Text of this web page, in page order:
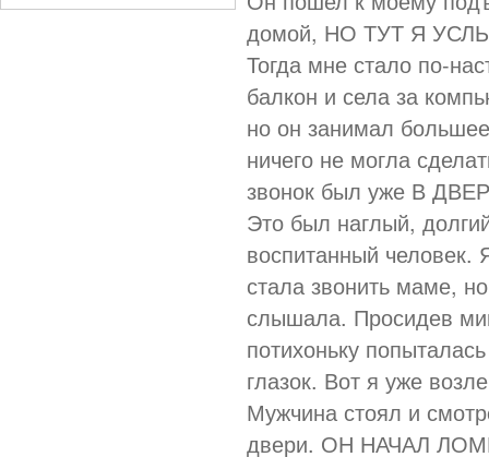
домой, НО ТУТ Я
Тогда мне стало по-
балкон и села за
но он занимал
ничего не могла
звонок был уже В
Это был наглый,
воспитанный человек.
стала звонить маме,
слышала. Просидев
потихоньку
глазок. Вот я уже
Мужчина стоял и
двери. ОН НАЧАЛ